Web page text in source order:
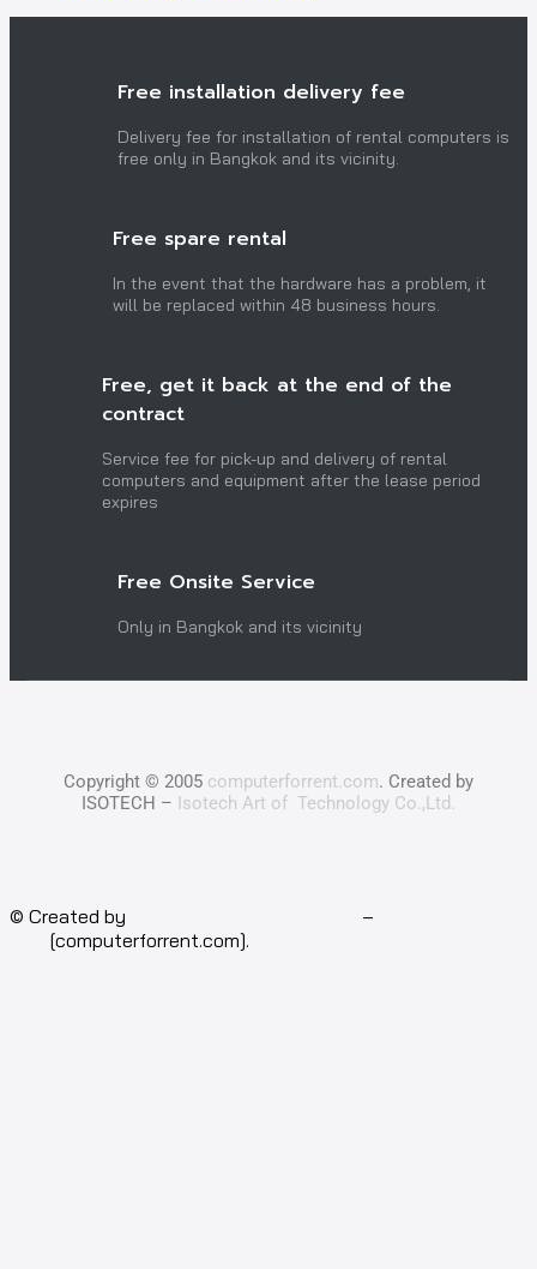
Free installation delivery fee
Delivery fee for installation of rental computers is
free only in Bangkok and its vicinity.
Free spare rental
In the event that the hardware has a problem, it
will be replaced within 48 business hours.
Free, get it back at the end of the
contract
Service fee for pick-up and delivery of rental
computers and equipment after the lease period
expires
Free Onsite Service
Only in Bangkok and its vicinity
Copyright © 2005 computerforrent.com. Created by
ISOTECH – Isotech Art of Technology Co.,Ltd.
© Created by –
[computerforrent.com].